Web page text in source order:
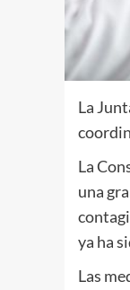
La
La
una
ya ha
Las